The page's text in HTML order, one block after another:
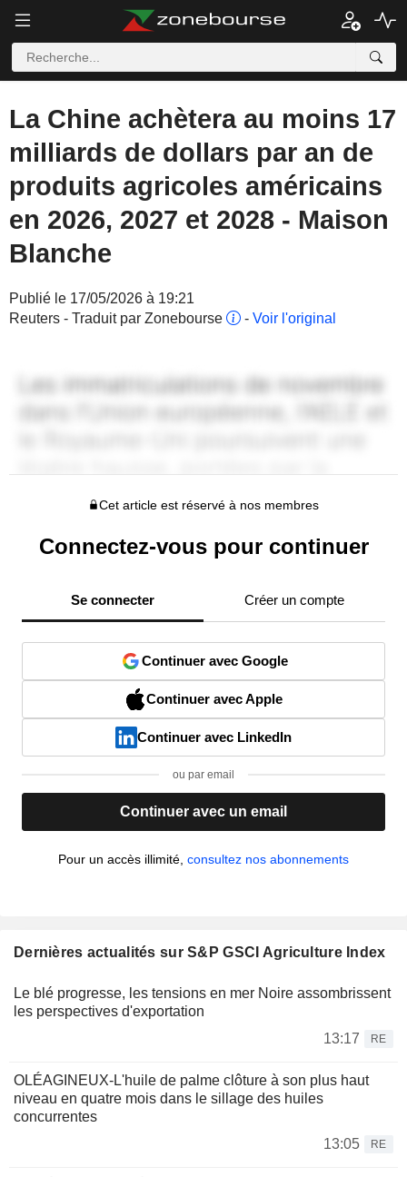
La Chine achètera au moins 17
milliards de dollars par an de
produits agricoles américains
en 2026, 2027 et 2028 - Maison
Blanche
Publié le 17/05/2026 à 19:21
Reuters - Traduit par Zonebourse
- Voir l'original
Cet article est réservé à nos membres
Connectez-vous pour continuer
Se connecter Créer un compte
Continuer avec Google
Continuer avec Apple
Continuer avec LinkedIn
ou par email
Continuer avec un email
Pour un accès illimité, consultez nos abonnements
Dernières actualités sur S&P GSCI Agriculture Index
Le blé progresse, les tensions en mer Noire assombrissent
les perspectives d'exportation
13:17
RE
OLÉAGINEUX-L'huile de palme clôture à son plus haut
niveau en quatre mois dans le sillage des huiles
concurrentes
13:05
RE